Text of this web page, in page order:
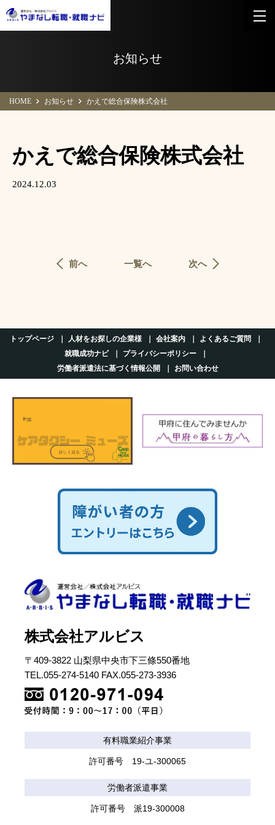
お知らせ
HOME お知らせ かえで総合保険株式会社
かえで総合保険株式会社
2024.12.03
前へ 一覧へ 次へ
トップページ 人材をお探しの企業様 会社案内
よくあるご質問
就職成功ナビ
プライバシーポリシー
労働者派遣法に基づく情報公開
お問い合わせ
株式会社アルビス
〒409-3822 山梨県中央市下三條550番地
TEL.055-274-5140 FAX.055-273-3936
有料職業紹介事業
許可番号 19-ユ-300065
労働者派遣事業
許可番号 派19-300008